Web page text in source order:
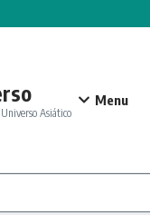
Asiático
Menu